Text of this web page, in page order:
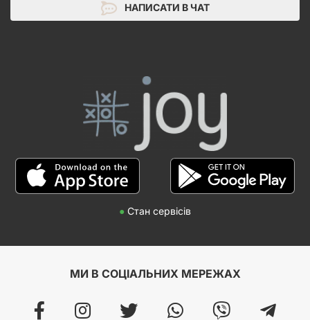
НАПИСАТИ В ЧАТ
● Стан сервісів
МИ В СОЦІАЛЬНИХ МЕРЕЖАХ